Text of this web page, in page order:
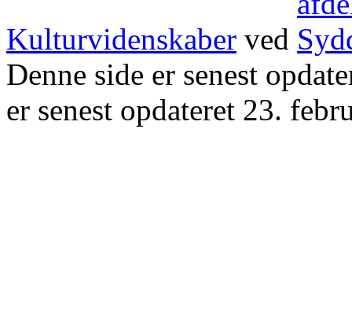
Kulturvidenskaber ved
Denne side er senest
er senest opdateret 23.